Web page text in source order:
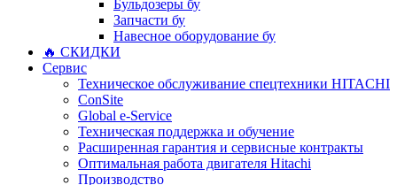
Бульдозеры бу
Запчасти бу
Навесное оборудование бу
🔥 СКИДКИ
Сервис
Техническое обслуживание спецтехники HITACHI
ConSite
Global e-Service
Техническая поддержка и обучение
Расширенная гарантия и сервисные контракты
Оптимальная работа двигателя Hitachi
Производство